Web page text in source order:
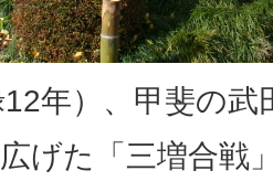
年）、甲斐の武
げた「三増合戦